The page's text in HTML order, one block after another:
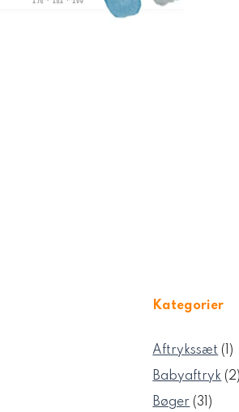
Kategorier
Aftrykssæt
1
Babyaftryk 22
Bøger 31 31